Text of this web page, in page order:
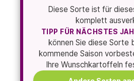
Diese Sorte ist für
komplett
TIPP FÜR NÄCHSTES
können Sie diese Sorte
kommende Saison
Ihre Wunschkartoffeln